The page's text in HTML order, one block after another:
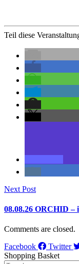
Teil diese
Next Post
08.08.26 ORCHID –
Comments are closed.
Facebook
Twitter
Shopping Basket